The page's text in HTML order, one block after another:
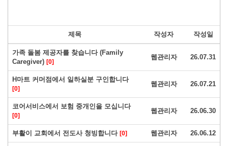
제목 작성자 작성일
가족 돌봄 제공자를 찾습니다 (Family
Caregiver) [0]
웹관리자 26.07.31
H마트 커머점에서 일하실분 구인합니다
[0]
웹관리자 26.07.21
코어서비스에서 보험 중개인을 모십니다
[0]
웹관리자 26.06.30
부활이 교회에서 전도사 청빙합니다 [0] 웹관리자 26.06.12